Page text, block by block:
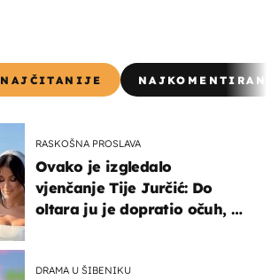
NAJČITANIJE
RASKOŠNA PROSLAVA
Ovako je izgledalo
vjenčanje Tije Jurčić: Do
oltara ju je dopratio očuh, a
DRAMA U ŠIBENIKU